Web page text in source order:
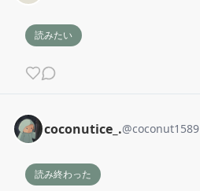
読みたい
coconutice_.@coconut1589
読み終わった